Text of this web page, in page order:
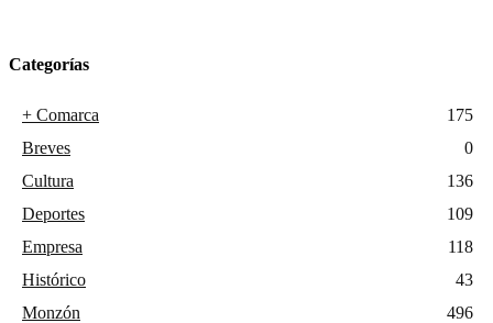
Categorías
+ Comarca
175
Breves
0
Cultura
136
Deportes
109
Empresa
118
Histórico
43
Monzón
496